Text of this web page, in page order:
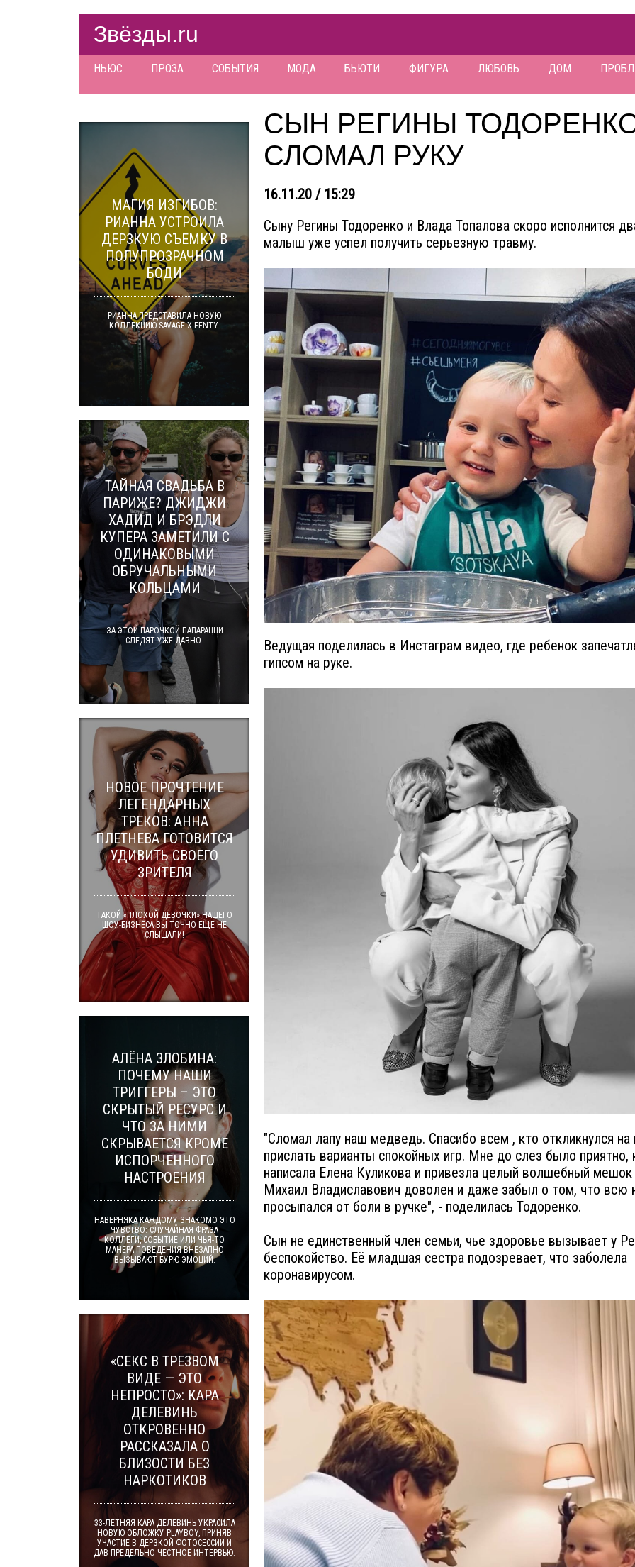
Звёзды.ru
НЬЮС ПРОЗА СОБЫТИЯ МОДА БЬЮТИ ФИГУРА ЛЮБОВЬ ДОМ
СЫН РЕГИНЫ
СЛОМАЛ РУКУ
16.11.20 / 15:29
Сыну Регины Тодоренко и Влада Топалова скоро исполнится
малыш уже успел получить серьезную травму.
Ведущая поделилась в Инстаграм видео, где ребенок
гипсом на руке.
"Сломал лапу наш медведь. Спасибо всем , кто откликнулся на
прислать варианты спокойных игр. Мне до слез было приятно,
написала Елена Куликова и привезла целый волшебный мешок
Михаил Владиславович доволен и даже забыл о том, что всю
просыпался от боли в ручке", - поделилась Тодоренко.
Сын не единственный член семьи, чье здоровье вызывает у
беспокойство. Её младшая сестра подозревает, что заболела
коронавирусом.
МАГИЯ ИЗГИБОВ:
РИАННА УСТРОИЛА
ДЕРЗКУЮ СЪЕМКУ В
ПОЛУПРОЗРАЧНОМ
БОДИ
РИАННА ПРЕДСТАВИЛА НОВУЮ
КОЛЛЕКЦИЮ SAVAGE X FENTY.
ТАЙНАЯ СВАДЬБА В
ПАРИЖЕ? ДЖИДЖИ
ХАДИД И БРЭДЛИ
КУПЕРА ЗАМЕТИЛИ С
ОДИНАКОВЫМИ
ОБРУЧАЛЬНЫМИ
КОЛЬЦАМИ
ЗА ЭТОЙ ПАРОЧКОЙ ПАПАРАЦЦИ
СЛЕДЯТ УЖЕ ДАВНО.
НОВОЕ ПРОЧТЕНИЕ
ЛЕГЕНДАРНЫХ
ТРЕКОВ: АННА
ПЛЕТНЕВА ГОТОВИТСЯ
УДИВИТЬ СВОЕГО
ЗРИТЕЛЯ
ТАКОЙ «ПЛОХОЙ ДЕВОЧКИ» НАШЕГО
ШОУ-БИЗНЕСА ВЫ ТОЧНО ЕЩЕ НЕ
СЛЫШАЛИ!
АЛЁНА ЗЛОБИНА:
ПОЧЕМУ НАШИ
ТРИГГЕРЫ – ЭТО
СКРЫТЫЙ РЕСУРС И
ЧТО ЗА НИМИ
СКРЫВАЕТСЯ КРОМЕ
ИСПОРЧЕННОГО
НАСТРОЕНИЯ
НАВЕРНЯКА КАЖДОМУ ЗНАКОМО ЭТО
ЧУВСТВО: СЛУЧАЙНАЯ ФРАЗА
КОЛЛЕГИ, СОБЫТИЕ ИЛИ ЧЬЯ-ТО
МАНЕРА ПОВЕДЕНИЯ ВНЕЗАПНО
ВЫЗЫВАЮТ БУРЮ ЭМОЦИЙ.
«СЕКС В ТРЕЗВОМ
ВИДЕ — ЭТО
НЕПРОСТО»: КАРА
ДЕЛЕВИНЬ
ОТКРОВЕННО
РАССКАЗАЛА О
БЛИЗОСТИ БЕЗ
НАРКОТИКОВ
33-ЛЕТНЯЯ КАРА ДЕЛЕВИНЬ УКРАСИЛА
НОВУЮ ОБЛОЖКУ PLAYBOY, ПРИНЯВ
УЧАСТИЕ В ДЕРЗКОЙ ФОТОСЕССИИ И
ДАВ ПРЕДЕЛЬНО ЧЕСТНОЕ ИНТЕРВЬЮ.